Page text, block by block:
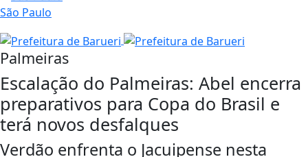
São Paulo
Palmeiras
Escalação do Palmeiras: Abel encerra
preparativos para Copa do Brasil e
terá novos desfalques
Verdão enfrenta o Jacuipense nesta